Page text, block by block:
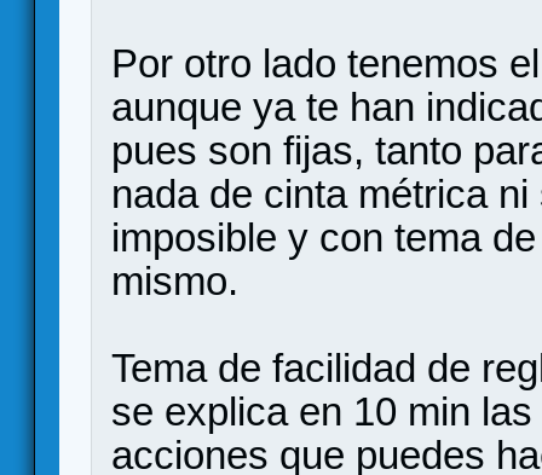
Por otro lado tenemos
aunque ya te han
pues son fijas, tanto
nada de cinta métrica
imposible y con tema
mismo.
Tema de facilidad de
se explica en 10 min
acciones que puedes